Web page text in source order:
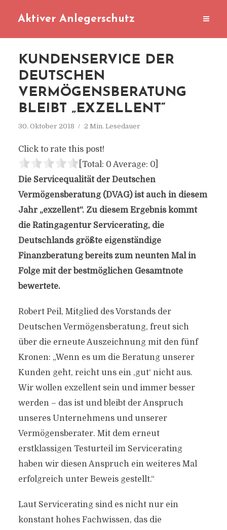
Aktiver Anlegerschutz
KUNDENSERVICE DER
DEUTSCHEN
VERMÖGENSBERATUNG
BLEIBT „EXZELLENT“
30. Oktober 2018 2 Min. Lesedauer
Click to rate this post!
[Total: 0 Average: 0]
Die Servicequalität der Deutschen
Vermögensberatung (DVAG) ist auch in diesem
Jahr „exzellent“. Zu diesem Ergebnis kommt
die Ratingagentur Servicerating, die
Deutschlands größte eigenständige
Finanzberatung bereits zum neunten Mal in
Folge mit der bestmöglichen Gesamtnote
bewertete.
Robert Peil, Mitglied des Vorstands der
Deutschen Vermögensberatung, freut sich
über die erneute Auszeichnung mit den fünf
Kronen: „Wenn es um die Beratung unserer
Kunden geht, reicht uns ein ,gut‘ nicht aus.
Wir wollen exzellent sein und immer besser
werden – das ist und bleibt der Anspruch
unseres Unternehmens und unserer
Vermögensberater. Mit dem erneut
erstklassigen Testurteil im Servicerating
haben wir diesen Anspruch ein weiteres Mal
erfolgreich unter Beweis gestellt.“
Laut Servicerating sind es nicht nur ein
konstant hohes Fachwissen, das die